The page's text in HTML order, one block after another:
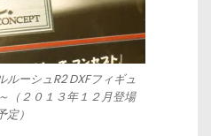
ルーシュR2 DXFフィギュ
（２０１３年１２月登場
定）